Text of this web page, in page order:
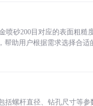
砂200目对应的表面粗糙
助用户根据需求选择合适
螺杆直径、钻孔尺寸等